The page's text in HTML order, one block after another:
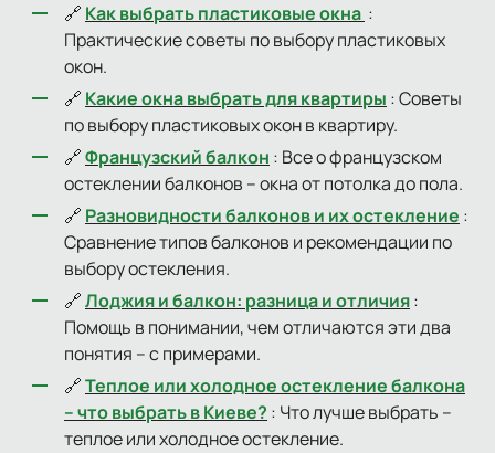
🔗 Как выбрать пластиковые окна :
Практические советы по выбору пластиковых
окон.
🔗 Какие окна выбрать для квартиры : Советы
по выбору пластиковых окон в квартиру.
🔗Французский балкон : Все о французском
остеклении балконов – окна от потолка до пола.
🔗 Разновидности балконов и их остекление :
Сравнение типов балконов и рекомендации по
выбору остекления.
🔗Лоджия и балкон: разница и отличия:
Помощь в понимании, чем отличаются эти два
понятия – с примерами.
🔗Теплое или холодное остекление балкона
– что выбрать в Киеве? : Что лучше выбрать –
теплое или холодное остекление.